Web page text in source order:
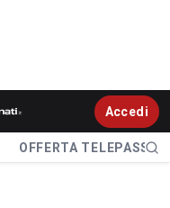
Accedi
OFFERTA TELEPASS